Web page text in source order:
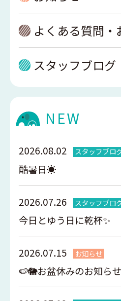
よくある質問・
スタッフブログ
NEW
2026.08.02 スタッフブロ
酷暑日☀️
2026.07.26 スタッフブロ
今日とゆう日に乾杯✨
2026.07.15 お知らせ
🍉🐘お盆休みのお知ら